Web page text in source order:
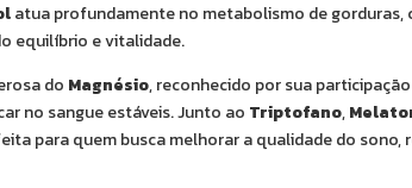
atua profundamente no metabolismo de gorduras,
equilíbrio e vitalidade.
do Magnésio, reconhecido por sua
no sangue estáveis. Junto ao Triptofano,
para quem busca melhorar a qualidade do sono,